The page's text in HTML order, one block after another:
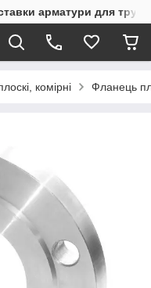
арматури для
комірні Фланець